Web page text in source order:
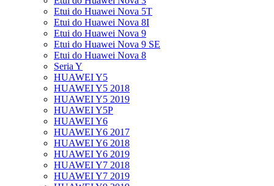
Etui do Huawei Nova 5T
Etui do Huawei Nova 8I
Etui do Huawei Nova 9
Etui do Huawei Nova 9 SE
Etui do Huawei Nova 8
Seria Y
HUAWEI Y5
HUAWEI Y5 2018
HUAWEI Y5 2019
HUAWEI Y5P
HUAWEI Y6
HUAWEI Y6 2017
HUAWEI Y6 2018
HUAWEI Y6 2019
HUAWEI Y7 2018
HUAWEI Y7 2019